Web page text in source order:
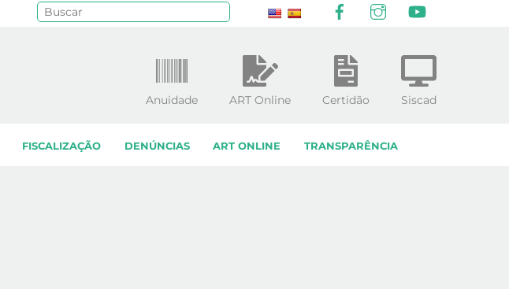
FISCALIZAÇÃO DENÚNCIAS ART ONLINE TRANSPARÊNCIA
Anuidade ART Online Certidão Siscad